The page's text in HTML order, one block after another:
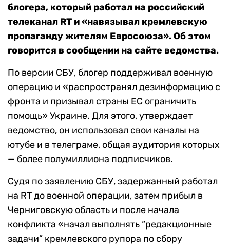
блогера, который работал на российский
телеканал RT и «навязывал кремлевскую
пропаганду жителям Евросоюза». Об этом
говорится в сообщении на сайте ведомства.
По версии СБУ, блогер поддерживал военную
операцию и «распространял дезинформацию с
фронта и призывал страны ЕС ограничить
помощь» Украине. Для этого, утверждает
ведомство, он использовал свои каналы на
ютубе и в телеграме, общая аудитория которых
— более полумиллиона подписчиков.
Судя по заявлению СБУ, задержанный работал
на RT до военной операции, затем прибыл в
Черниговскую область и после начала
конфликта «начал выполнять “редакционные
задачи” кремлевского рупора по сбору